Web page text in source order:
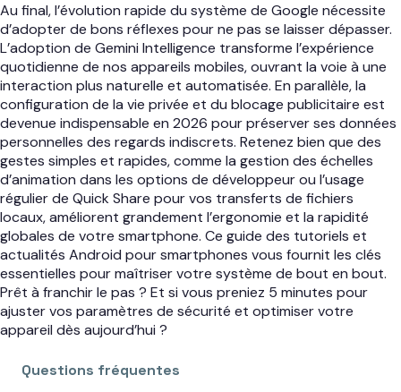
Au final, l’évolution rapide du système de Google nécessite
d’adopter de bons réflexes pour ne pas se laisser dépasser.
L’adoption de Gemini Intelligence transforme l’expérience
quotidienne de nos appareils mobiles, ouvrant la voie à une
interaction plus naturelle et automatisée. En parallèle, la
configuration de la vie privée et du blocage publicitaire est
devenue indispensable en 2026 pour préserver ses données
personnelles des regards indiscrets. Retenez bien que des
gestes simples et rapides, comme la gestion des échelles
d’animation dans les options de développeur ou l’usage
régulier de Quick Share pour vos transferts de fichiers
locaux, améliorent grandement l’ergonomie et la rapidité
globales de votre smartphone. Ce guide des tutoriels et
actualités Android pour smartphones vous fournit les clés
essentielles pour maîtriser votre système de bout en bout.
Prêt à franchir le pas ? Et si vous preniez 5 minutes pour
ajuster vos paramètres de sécurité et optimiser votre
appareil dès aujourd’hui ?
Questions fréquentes